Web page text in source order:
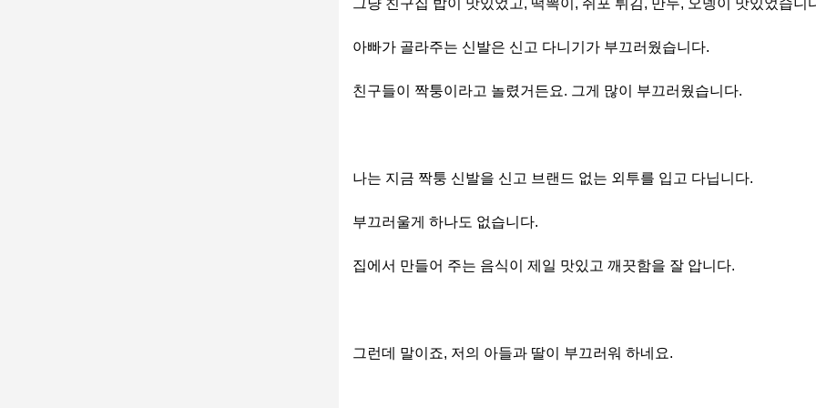
그냥 친구집 밥이 맛있었고, 떡뽁이, 쥐포 튀김, 만두, 오뎅이 맛있었습니
아빠가 골라주는 신발은 신고 다니기가 부끄러웠습니다.
친구들이 짝퉁이라고 놀렸거든요. 그게 많이 부끄러웠습니다.
나는 지금 짝퉁 신발을 신고 브랜드 없는 외투를 입고 다닙니다.
부끄러울게 하나도 없습니다.
집에서 만들어 주는 음식이 제일 맛있고 깨끗함을 잘 압니다.
그런데 말이죠, 저의 아들과 딸이 부끄러워 하네요.